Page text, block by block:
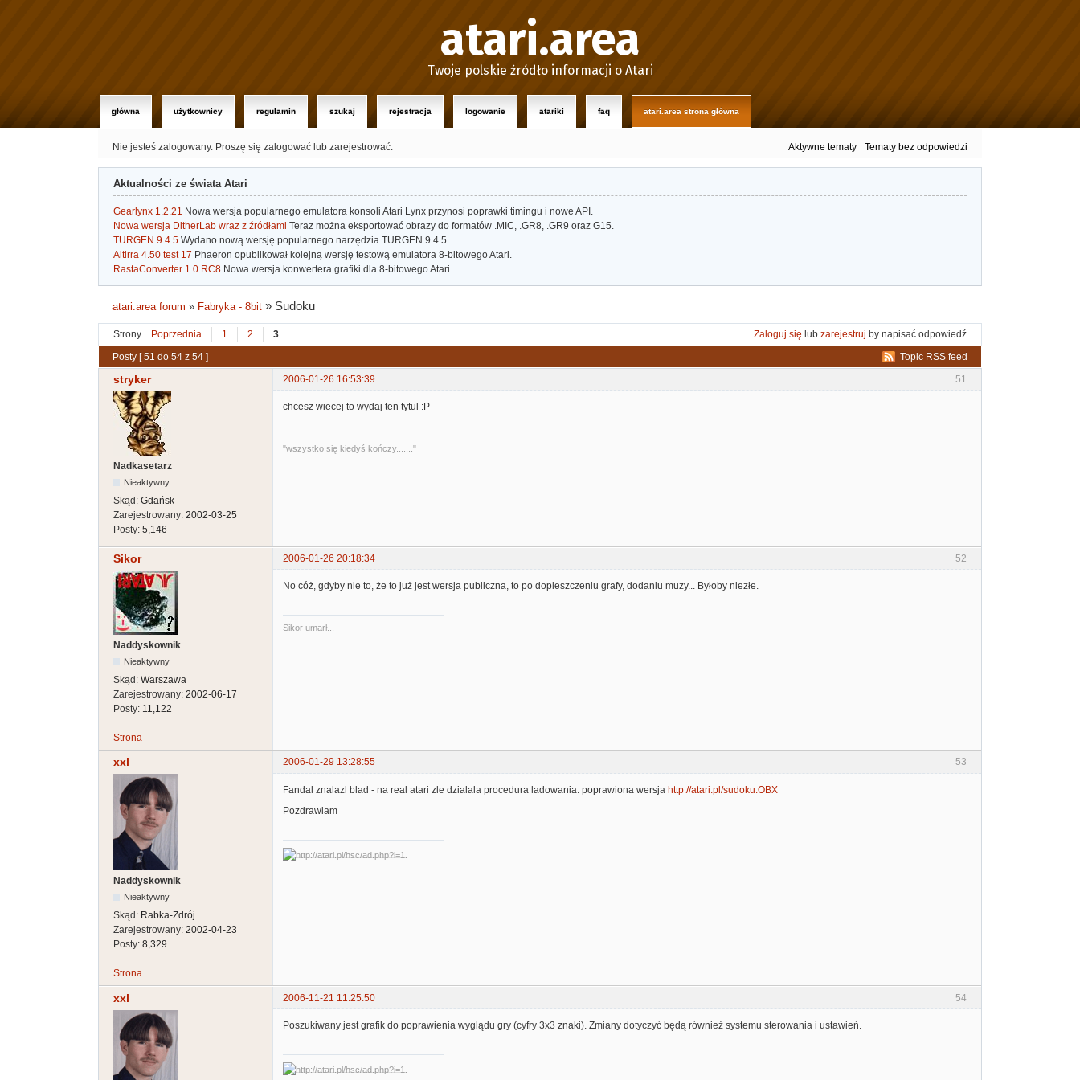
atari.area
Twoje polskie źródło informacji o Atari
główna użytkownicy regulamin szukaj rejestracja logowanie atariki faq atari.area strona główna
Nie jesteś zalogowany. Proszę się zalogować lub zarejestrować. Aktywne tematy Tematy bez odpowiedzi
Aktualności ze świata Atari
Gearlynx 1.2.21 Nowa wersja popularnego emulatora konsoli Atari Lynx przynosi poprawki timingu i nowe API.
Nowa wersja DitherLab wraz z źródłami Teraz można eksportować obrazy do formatów .MIC, .GR8, .GR9 oraz G15.
TURGEN 9.4.5 Wydano nową wersję popularnego narzędzia TURGEN 9.4.5.
Altirra 4.50 test 17 Phaeron opublikował kolejną wersję testową emulatora 8-bitowego Atari.
RastaConverter 1.0 RC8 Nowa wersja konwertera grafiki dla 8-bitowego Atari.
atari.area forum » Fabryka - 8bit » Sudoku
Strony Poprzednia 1 2 3 Zaloguj się lub zarejestruj by napisać odpowiedź
Topic RSS feed
Posty [ 51 do 54 z 54 ]
51
stryker 2006-01-26 16:53:39
Nadkasetarz
Nieaktywny
Skąd: Gdańsk
Zarejestrowany: 2002-03-25
Posty: 5,146
chcesz wiecej to wydaj ten tytul :P
"wszystko się kiedyś kończy......."
52
Sikor 2006-01-26 20:18:34
Naddyskownik
Nieaktywny
Skąd: Warszawa
Zarejestrowany: 2002-06-17
Posty: 11,122
No cóż, gdyby nie to, że to już jest wersja publiczna, to po dopieszczeniu grafy, dodaniu muzy... Byłoby niezłe.
Sikor umarł...
Strona
53
xxl 2006-01-29 13:28:55
Naddyskownik
Nieaktywny
Skąd: Rabka-Zdrój
Zarejestrowany: 2002-04-23
Posty: 8,329
Fandal znalazl blad - na real atari zle dzialala procedura ladowania. poprawiona wersja http://atari.pl/sudoku.OBX
Pozdrawiam
Strona
54
xxl 2006-11-21 11:25:50
Poszukiwany jest grafik do poprawienia wyglądu gry (cyfry 3x3 znaki). Zmiany dotyczyć będą również systemu sterowania i ustawień.